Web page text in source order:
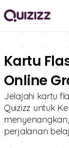
Kartu
Online
Jelajahi kartu
Quizizz untuk
perjalanan